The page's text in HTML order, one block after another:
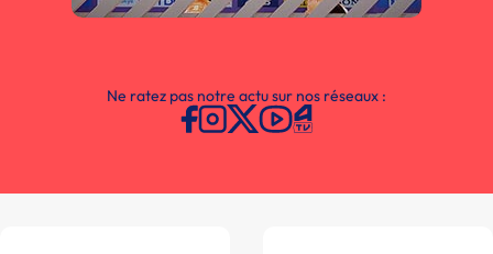
Ne ratez pas notre actu sur nos réseaux :